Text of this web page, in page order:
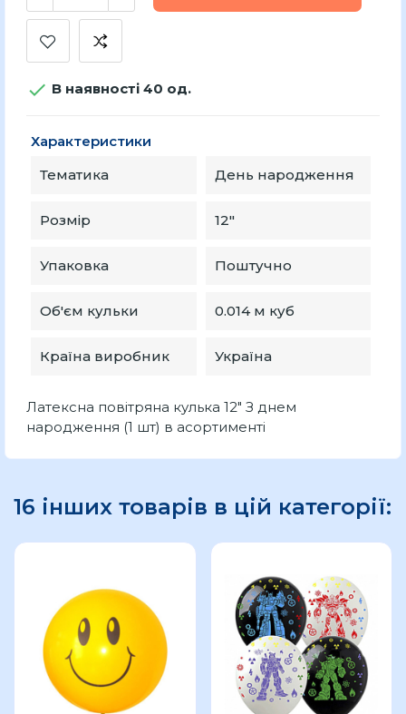
 В наявності 40 од.
Характеристики
Тематика
День народження
Розмір 12″
Упаковка Поштучно
Об'єм кульки 0.014 м куб
Країна виробник Україна
Латексна повітряна кулька 12" З днем
народження (1 шт) в асортименті
16 інших товарів в цій категорії: